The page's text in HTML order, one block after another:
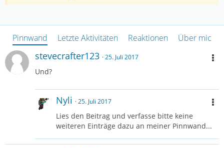
Pinnwand Letzte Aktivitäten Reaktionen Über mich
stevecrafter123 25. Juli 2017
Und?
Nyli 25. Juli 2017
Lies den Beitrag und verfasse bitte keine
weiteren Einträge dazu an meiner Pinnwand...